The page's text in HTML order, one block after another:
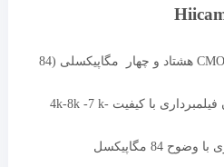
سنسور دوربین: سنسور CMOS هشتاد و چهار مگاپیکسلی (84
کیفیت فیلم برداری: امکان فیلمبرداری با کیفیت 4k-8k -7 k-
مگاپیکسل